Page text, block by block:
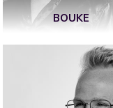
BOUKE